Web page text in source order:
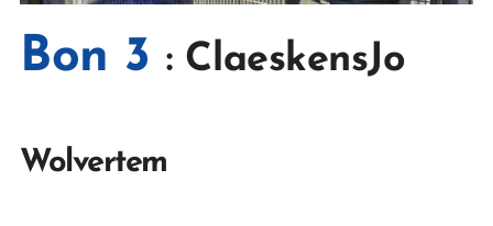
Bon 3 : ClaeskensJo
Wolvertem